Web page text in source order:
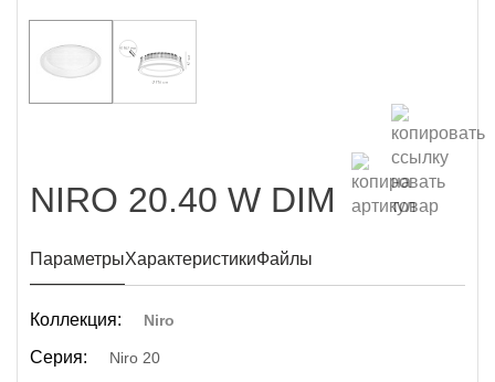
NIRO 20.40 W DIM
ПараметрыХарактеристикиФайлы
Коллекция: Niro
Серия: Niro 20